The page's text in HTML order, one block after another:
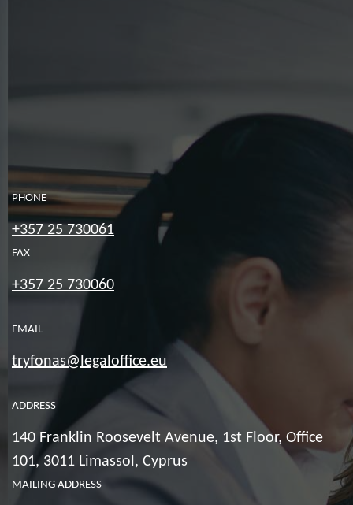
PHONE
+357 25 730061
FAX
+357 25 730060
EMAIL
tryfonas@legaloffice.eu
ADDRESS
140 Franklin Roosevelt Avenue, 1st Floor, Office
101, 3011 Limassol, Cyprus
MAILING ADDRESS